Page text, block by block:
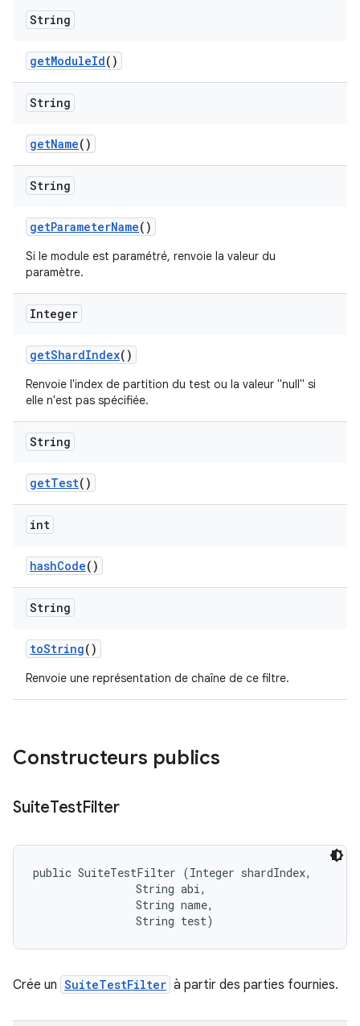
String
getModuleId()
String
getName()
String
getParameterName()
Si le module est paramétré, renvoie la valeur du
paramètre.
Integer
getShardIndex()
Renvoie l'index de partition du test ou la valeur "null" si
elle n'est pas spécifiée.
String
getTest()
int
hashCode()
String
toString()
Renvoie une représentation de chaîne de ce filtre.
Constructeurs publics
SuiteTestFilter
public SuiteTestFilter (Integer shardIndex,
                String abi,
                String name,
                String test)
Crée un SuiteTestFilter à partir des parties fournies.